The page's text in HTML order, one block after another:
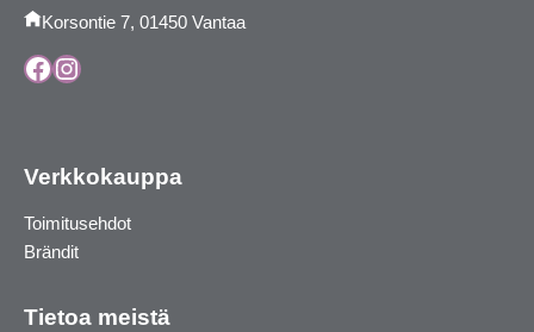
Korsontie 7, 01450 Vantaa
Facebook
Instagram
Verkkokauppa
Toimitusehdot
Brändit
Tietoa meistä